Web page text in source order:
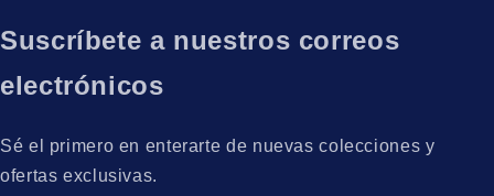
Suscríbete a nuestros correos
electrónicos
Sé el primero en enterarte de nuevas colecciones y
ofertas exclusivas.